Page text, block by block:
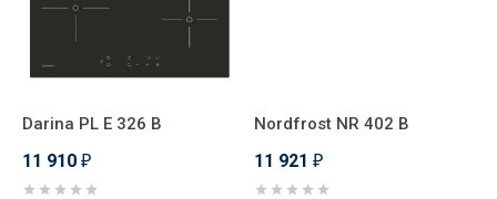
Darina PL E 326 B
11 910 ₽
Nordfrost NR 402 B
11 921 ₽